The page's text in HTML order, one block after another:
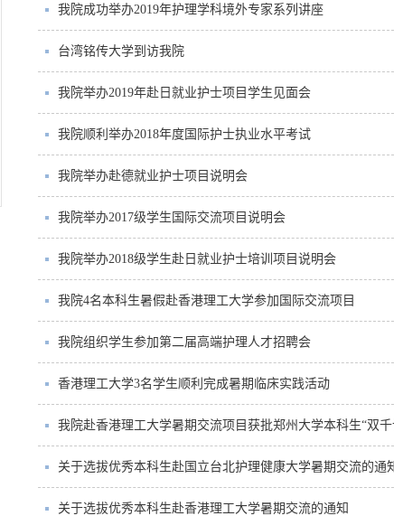
我院成功举办2019年护理学科境外专家系列讲座
台湾铭传大学到访我院
我院举办2019年赴日就业护士项目学生见面会
我院顺利举办2018年度国际护士执业水平考试
我院举办赴德就业护士项目说明会
我院举办2017级学生国际交流项目说明会
我院举办2018级学生赴日就业护士培训项目说明会
我院4名本科生暑假赴香港理工大学参加国际交流项目
我院组织学生参加第二届高端护理人才招聘会
香港理工大学3名学生顺利完成暑期临床实践活动
我院赴香港理工大学暑期交流项目获批郑州大学本科生“双
关于选拔优秀本科生赴国立台北护理健康大学暑期交流的通
关于选拔优秀本科生赴香港理工大学暑期交流的通知